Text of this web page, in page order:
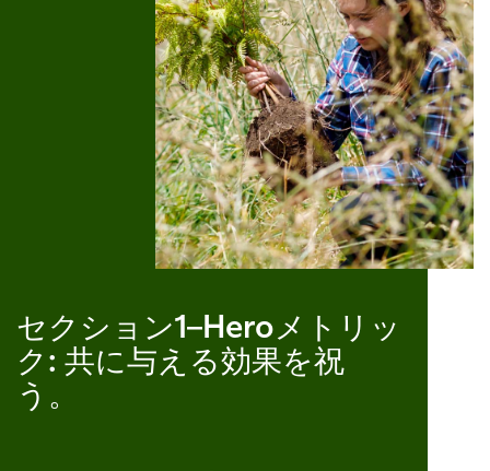
セクション1–Heroメトリッ
ク: 共に与える効果を祝
う。